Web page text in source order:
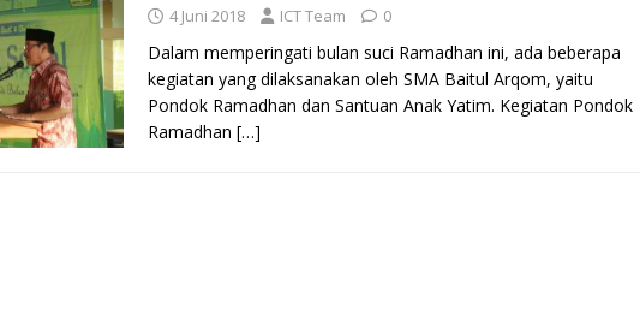
4 Juni 2018 ICT Team 0
Dalam memperingati bulan suci Ramadhan ini, ada beberapa
kegiatan yang dilaksanakan oleh SMA Baitul Arqom, yaitu
Pondok Ramadhan dan Santuan Anak Yatim. Kegiatan Pondok
Ramadhan […]